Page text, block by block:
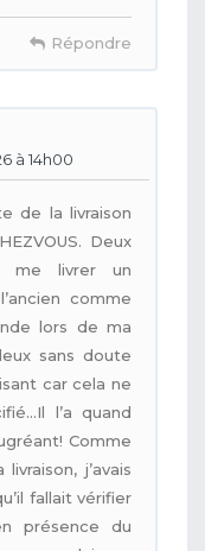
Répondre
à 14h00
de la livraison
Deux
me livrer un
comme
lors de ma
sans doute
car cela ne
l’a quand
Comme
j’avais
fallait vérifier
présence du